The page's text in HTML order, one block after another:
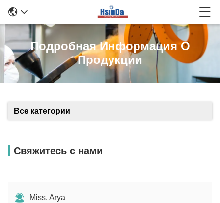
Подробная Информация О
Продукции
Все категории
Свяжитесь с нами
Miss. Arya